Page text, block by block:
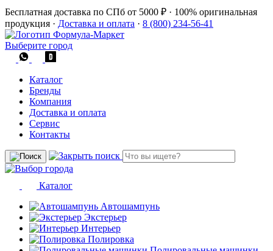
Бесплатная доставка по СПб от 5000 ₽ · 100% оригинальная
продукция · Доставка и оплата · 8 (800) 234-56-41
Выберите город
Каталог
Бренды
Компания
Доставка и оплата
Сервис
Контакты
Каталог
Автошампунь
Экстерьер
Интерьер
Полировка